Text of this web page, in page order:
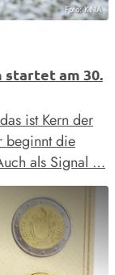
Foto: KNA
am 30.
ist Kern der
beginnt die
als Signal …